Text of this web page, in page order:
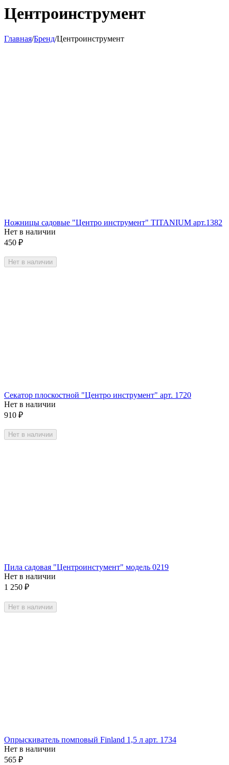
Центроинструмент
Главная/Бренд/Центроинструмент
Ножницы садовые "Центро инструмент" TITANIUM арт.1382
Нет в наличии
450 ₽
Нет в наличии
Секатор плоскостной "Центро инструмент" арт. 1720
Нет в наличии
910 ₽
Нет в наличии
Пила садовая "Центроинстумент" модель 0219
Нет в наличии
1 250 ₽
Нет в наличии
Опрыскиватель помповый Finland 1,5 л арт. 1734
Нет в наличии
565 ₽